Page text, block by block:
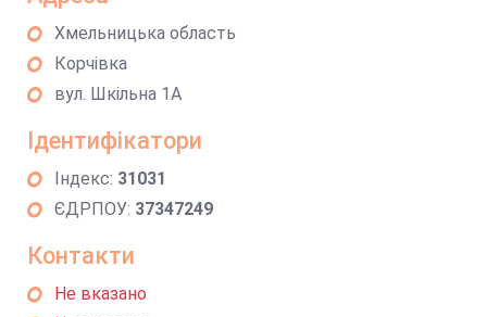
Хмельницька область
Корчівка
вул. Шкільна 1А
Ідентифікатори
Індекс: 31031
ЄДРПОУ: 37347249
Контакти
Не вказано